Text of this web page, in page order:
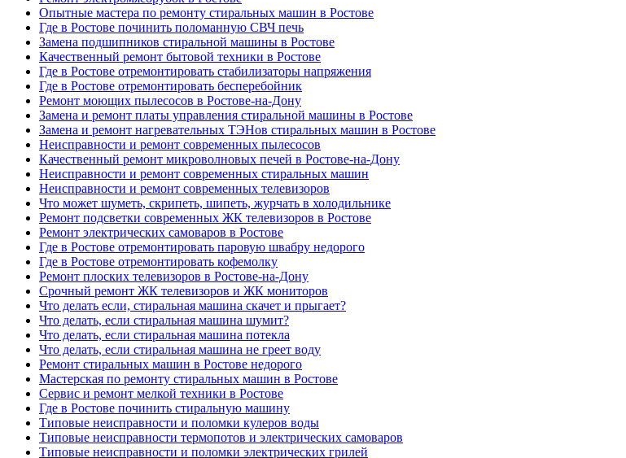
Опытные мастера по ремонту стиральных машин в Ростове
Где в Ростове починить поломанную СВЧ печь
Замена подшипников стиральной машины в Ростове
Качественный ремонт бытовой техники в Ростове
Где в Ростове отремонтировать стабилизаторы напряжения
Где в Ростове отремонтировать бесперебойник
Ремонт моющих пылесосов в Ростове-на-Дону
Замена и ремонт платы управления стиральной машины в Ростове
Замена и ремонт нагревательных ТЭНов стиральных машин в Ростове
Неисправности и ремонт современных пылесосов
Качественный ремонт микроволновых печей в Ростове-на-Дону
Неисправности и ремонт современных стиральных машин
Неисправности и ремонт современных телевизоров
Что может шуметь, скрипеть, шипеть, журчать в холодильнике
Ремонт подсветки современных ЖК телевизоров в Ростове
Ремонт электрических самоваров в Ростове
Где в Ростове отремонтировать паровую швабру недорого
Где в Ростове отремонтировать кофемолку
Ремонт плоских телевизоров в Ростове-на-Дону
Срочный ремонт ЖК телевизоров и ЖК мониторов
Что делать если, стиральная машина скачет и прыгает?
Что делать, если стиральная машина шумит?
Что делать, если стиральная машина потекла
Что делать, если стиральная машина не греет воду
Ремонт стиральных машин в Ростове недорого
Мастерская по ремонту стиральных машин в Ростове
Сервис и ремонт мелкой техники в Ростове
Где в Ростове починить стиральную машину
Типовые неисправности и поломки кулеров воды
Типовые неисправности термопотов и электрических самоваров
Типовые неисправности и поломки электрических грилей